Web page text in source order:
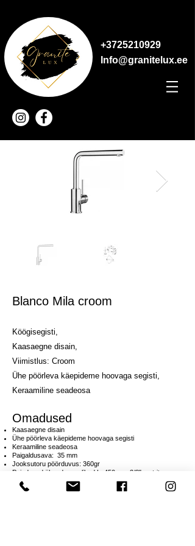
+3725210929
Info@granitelux.ee
Köögisegisti,
Kaasaegne disain,
Viimistlus: Croom
Ühe pöörleva käepideme hoovaga segisti,
Keraamiline seadeosa
Omadused
Kaasaegne disain
Ühe pöörleva käepideme hoovaga segisti
Keraamiline seadeosa
Paigaldusava: 35 mm
Jooksutoru pöörduvus: 360gr
Painduvad ühendusvoolikud L=450mm, 3/8" mutritega
Kõrgus: 274mm
Tila kõrgus: 241m
Blanco Mila croom